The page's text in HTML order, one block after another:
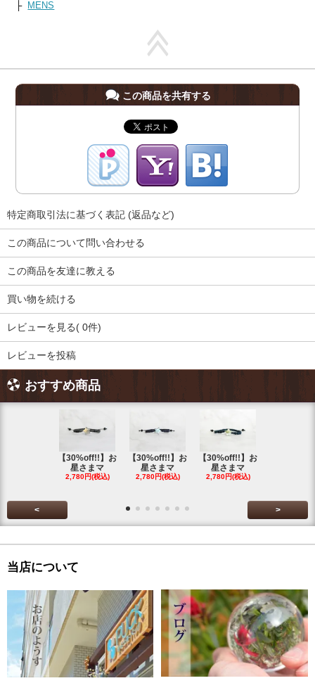
├
MENS
この商品を共有する
特定商取引法に基づく表記 (返品など)
この商品について問い合わせる
この商品を友達に教える
買い物を続ける
レビューを見る( 0件)
レビューを投稿
おすすめ商品
【30%off!!】お
星さまマ
2,780円(税込)
【30%off!!】お
星さまマ
2,780円(税込)
【30%off!!】お
星さまマ
2,780円(税込)
< >
当店について